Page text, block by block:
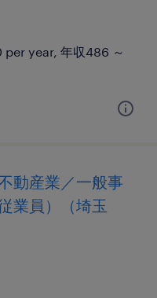
year, 年収486 ～
動産業／一般事
業員）（埼玉